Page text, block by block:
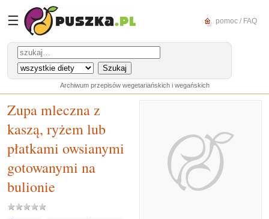
☰ pomoc / FAQ
Archiwum przepisów wegetariańskich i wegańskich
Zupa mleczna z
kaszą, ryżem lub
płatkami owsianymi
gotowanymi na
bulionie